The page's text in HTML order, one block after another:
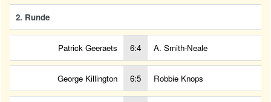
2. Runde
Patrick Geeraets 6:4 A. Smith-Neale
George Killington 6:5 Robbie Knops